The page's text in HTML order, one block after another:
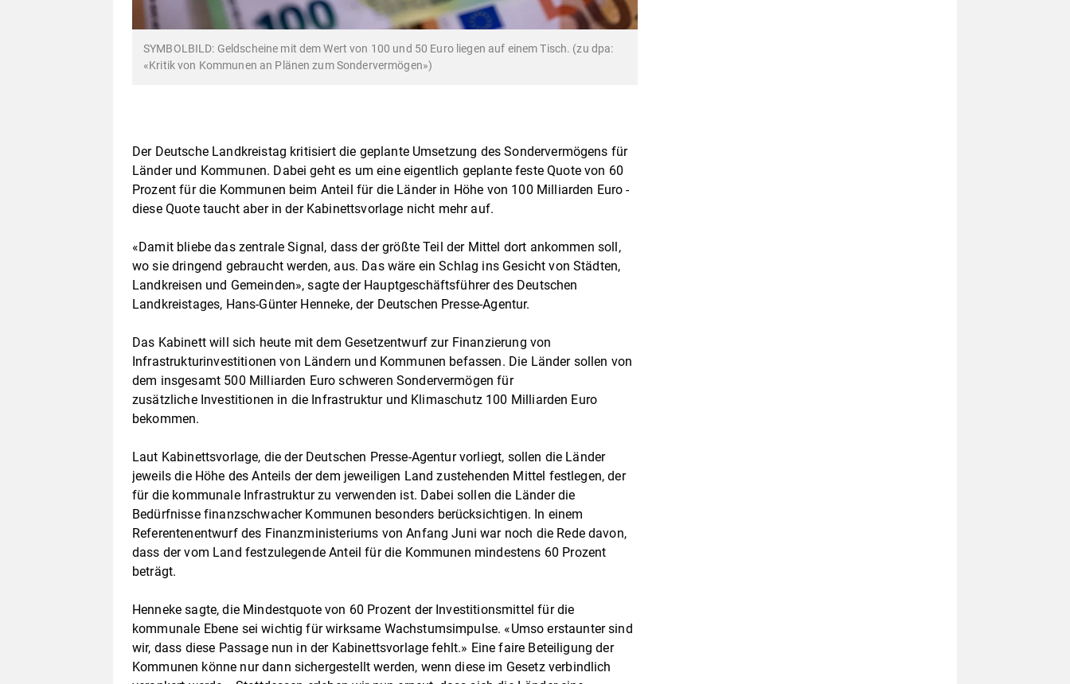
SYMBOLBILD: Geldscheine mit dem Wert von 100 und 50 Euro liegen auf einem Tisch. (zu dpa:
«Kritik von Kommunen an Plänen zum Sondervermögen»)
Der Deutsche Landkreistag kritisiert die geplante Umsetzung des Sondervermögens für
Länder und Kommunen. Dabei geht es um eine eigentlich geplante feste Quote von 60
Prozent für die Kommunen beim Anteil für die Länder in Höhe von 100 Milliarden Euro -
diese Quote taucht aber in der Kabinettsvorlage nicht mehr auf.
«Damit bliebe das zentrale Signal, dass der größte Teil der Mittel dort ankommen soll,
wo sie dringend gebraucht werden, aus. Das wäre ein Schlag ins Gesicht von Städten,
Landkreisen und Gemeinden», sagte der Hauptgeschäftsführer des Deutschen
Landkreistages, Hans-Günter Henneke, der Deutschen Presse-Agentur.
Das Kabinett will sich heute mit dem Gesetzentwurf zur Finanzierung von
Infrastrukturinvestitionen von Ländern und Kommunen befassen. Die Länder sollen von
dem insgesamt 500 Milliarden Euro schweren Sondervermögen für
zusätzliche Investitionen in die Infrastruktur und Klimaschutz 100 Milliarden Euro
bekommen.
Laut Kabinettsvorlage, die der Deutschen Presse-Agentur vorliegt, sollen die Länder
jeweils die Höhe des Anteils der dem jeweiligen Land zustehenden Mittel festlegen, der
für die kommunale Infrastruktur zu verwenden ist. Dabei sollen die Länder die
Bedürfnisse finanzschwacher Kommunen besonders berücksichtigen. In einem
Referentenentwurf des Finanzministeriums von Anfang Juni war noch die Rede davon,
dass der vom Land festzulegende Anteil für die Kommunen mindestens 60 Prozent
beträgt.
Henneke sagte, die Mindestquote von 60 Prozent der Investitionsmittel für die
kommunale Ebene sei wichtig für wirksame Wachstumsimpulse. «Umso erstaunter sind
wir, dass diese Passage nun in der Kabinettsvorlage fehlt.» Eine faire Beteiligung der
Kommunen könne nur dann sichergestellt werden, wenn diese im Gesetz verbindlich